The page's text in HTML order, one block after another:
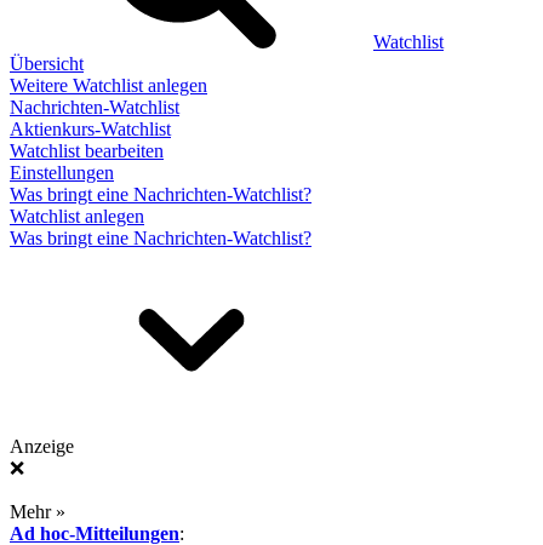
Watchlist
Übersicht
Weitere Watchlist anlegen
Nachrichten-Watchlist
Aktienkurs-Watchlist
Watchlist bearbeiten
Einstellungen
Was bringt eine Nachrichten-Watchlist?
Watchlist anlegen
Was bringt eine Nachrichten-Watchlist?
Anzeige
❌
Mehr »
Ad hoc-Mitteilungen: